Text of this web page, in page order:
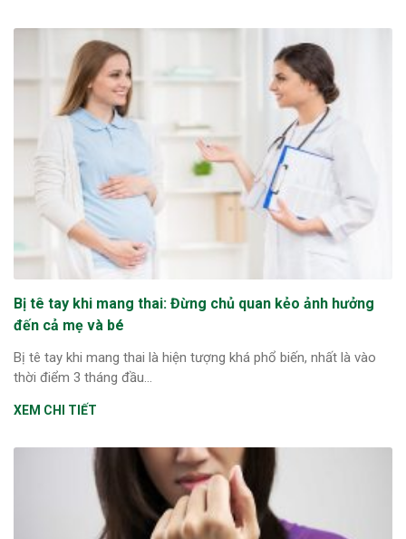
Bị tê tay khi mang thai: Đừng chủ quan kẻo ảnh hưởng
đến cả mẹ và bé
Bị tê tay khi mang thai là hiện tượng khá phổ biến, nhất là vào
thời điểm 3 tháng đầu...
XEM CHI TIẾT